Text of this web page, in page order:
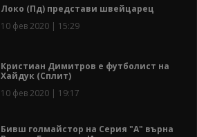
Локо (Пд) представи швейцарец
10 фев 2020 | 15:29
Кристиан Димитров е футболист на
Хайдук (Сплит)
10 фев 2020 | 19:17
Бивш голмайстор на Серия "А" върна